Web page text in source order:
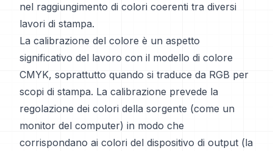
nel raggiungimento di colori coerenti tra diversi
lavori di stampa.
La calibrazione del colore è un aspetto
significativo del lavoro con il modello di colore
CMYK, soprattutto quando si traduce da RGB per
scopi di stampa. La calibrazione prevede la
regolazione dei colori della sorgente (come un
monitor del computer) in modo che
corrispondano ai colori del dispositivo di output (la